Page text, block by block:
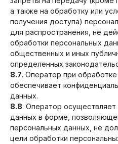
а также на обработку или
получения доступа)
для распространения, не
обработки персональных
общественных и иных
определенных
8.7. Оператор при
обеспечивает
данных.
8.8. Оператор
данных в форме,
персональных данных, не
цели обработки